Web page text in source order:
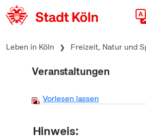
zum Inhalt springen
Leben in Köln Freizeit, Natur und
Veranstaltungen
Vorlesen lassen
Hinweis: